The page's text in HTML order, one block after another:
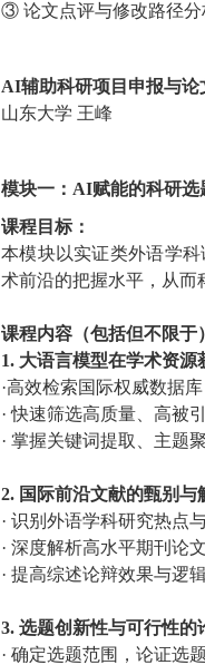
③ 论文点评与修改路径分
AI辅助科研项目申报与
山东大学 王峰
模块一： AI赋能的科研选
课程目标：
本模块以实证类外语学
术前沿的把握水平，从而
课程内容（包括但不限于）
1. 大语言模型在学术资源
·高效检索国际权威数据库
· 快速筛选高质量、高被
· 掌握关键词提取、主题
2. 国际前沿文献的甄别与
· 识别外语学科研究热点
· 深度解析高水平期刊论
· 提高综述论辩效果与逻
3. 选题创新性与可行性的
· 确定选题范围，论证选